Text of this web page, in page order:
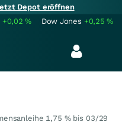
Depot eröffnen
+0,02% Dow Jones +0,25%
1,75 % bis 03/29